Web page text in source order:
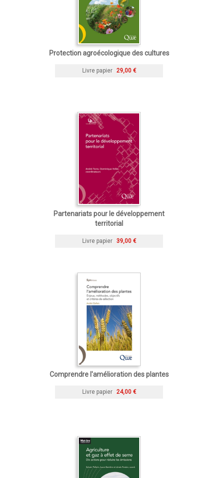
Protection agroécologique des cultures
Livre papier 29,00 €
Partenariats pour le développement
territorial
Livre papier 39,00 €
Comprendre l'amélioration des plantes
Livre papier 24,00 €